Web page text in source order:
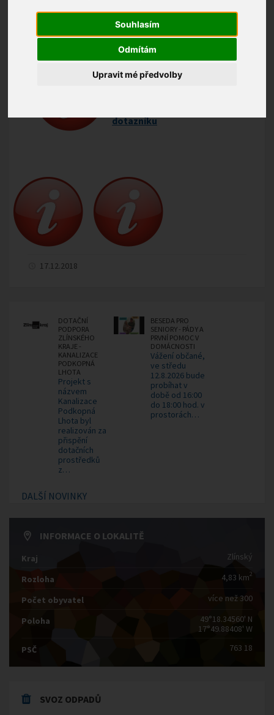
Souhlasím
Odmítám
Upravit mé předvolby
Jste spokojeni s kvalitou života
ve Vaší obci? Zajímá nás Váš
dotazníku
17.12.2018
DOTAČNÍ
PODPORA
ZLÍNSKÉHO
KRAJE -
KANALIZACE
PODKOPNÁ
LHOTA
Projekt s
názvem
Kanalizace
Podkopná
Lhota byl
realizován za
přispění
dotačních
prostředků
z…
BESEDA PRO
SENIORY - PÁDY A
PRVNÍ POMOC V
DOMÁCNOSTI
Vážení občané,
ve středu
12.8.2026 bude
probíhat v
době od 16:00
do 18:00 hod. v
prostorách…
DALŠÍ NOVINKY
INFORMACE O LOKALITĚ
Kraj Zlínský
Rozloha 4,83 km2
Počet obyvatel více než 300
Poloha
49°18.34560' N
17°49.88408' W
PSČ
763 18
SVOZ ODPADŮ